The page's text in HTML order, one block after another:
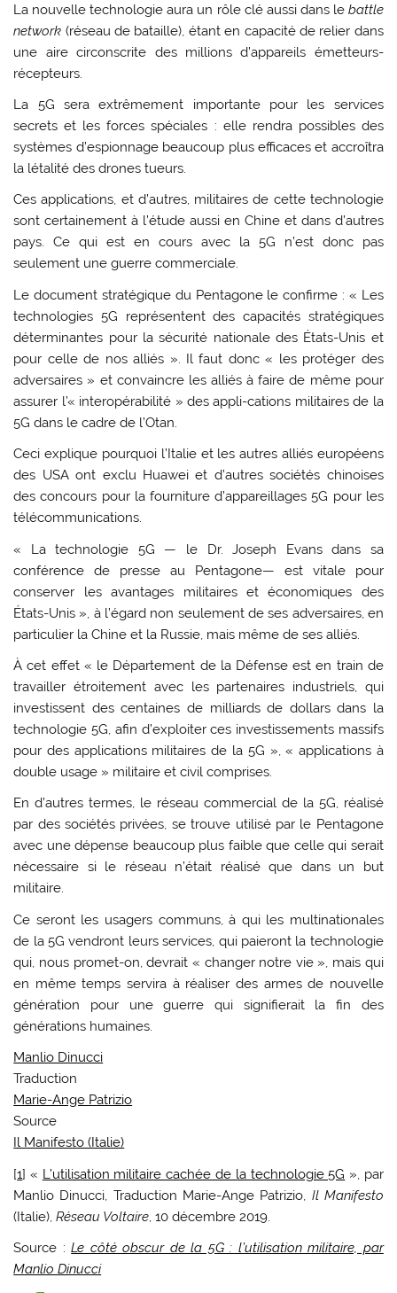
La nouvelle technologie aura un rôle clé aussi dans le battle
network (réseau de bataille), étant en capacité de relier dans
une aire circonscrite des millions d’appareils émetteurs-
récepteurs.
La 5G sera extrêmement importante pour les services
secrets et les forces spéciales : elle rendra possibles des
systèmes d’espionnage beaucoup plus efficaces et accroîtra
la létalité des drones tueurs.
Ces applications, et d’autres, militaires de cette technologie
sont certainement à l’étude aussi en Chine et dans d’autres
pays. Ce qui est en cours avec la 5G n’est donc pas
seulement une guerre commerciale.
Le document stratégique du Pentagone le confirme : « Les
technologies 5G représentent des capacités stratégiques
déterminantes pour la sécurité nationale des États-Unis et
pour celle de nos alliés ». Il faut donc « les protéger des
adversaires » et convaincre les alliés à faire de même pour
assurer l’« interopérabilité » des appli-cations militaires de la
5G dans le cadre de l’Otan.
Ceci explique pourquoi l’Italie et les autres alliés européens
des USA ont exclu Huawei et d’autres sociétés chinoises
des concours pour la fourniture d’appareillages 5G pour les
télécommunications.
« La technologie 5G — le Dr. Joseph Evans dans sa
conférence de presse au Pentagone— est vitale pour
conserver les avantages militaires et économiques des
États-Unis », à l’égard non seulement de ses adversaires, en
particulier la Chine et la Russie, mais même de ses alliés.
À cet effet « le Département de la Défense est en train de
travailler étroitement avec les partenaires industriels, qui
investissent des centaines de milliards de dollars dans la
technologie 5G, afin d’exploiter ces investissements massifs
pour des applications militaires de la 5G », « applications à
double usage » militaire et civil comprises.
En d’autres termes, le réseau commercial de la 5G, réalisé
par des sociétés privées, se trouve utilisé par le Pentagone
avec une dépense beaucoup plus faible que celle qui serait
nécessaire si le réseau n’était réalisé que dans un but
militaire.
Ce seront les usagers communs, à qui les multinationales
de la 5G vendront leurs services, qui paieront la technologie
qui, nous promet-on, devrait « changer notre vie », mais qui
en même temps servira à réaliser des armes de nouvelle
génération pour une guerre qui signifierait la fin des
générations humaines.
Manlio Dinucci
Traduction
Marie-Ange Patrizio
Source
Il Manifesto (Italie)
[1] « L’utilisation militaire cachée de la technologie 5G », par
Manlio Dinucci, Traduction Marie-Ange Patrizio, Il Manifesto
(Italie),Réseau Voltaire , 10 décembre 2019.
Source :Le côté obscur de la 5G : l’utilisation militaire, par
Manlio Dinucci